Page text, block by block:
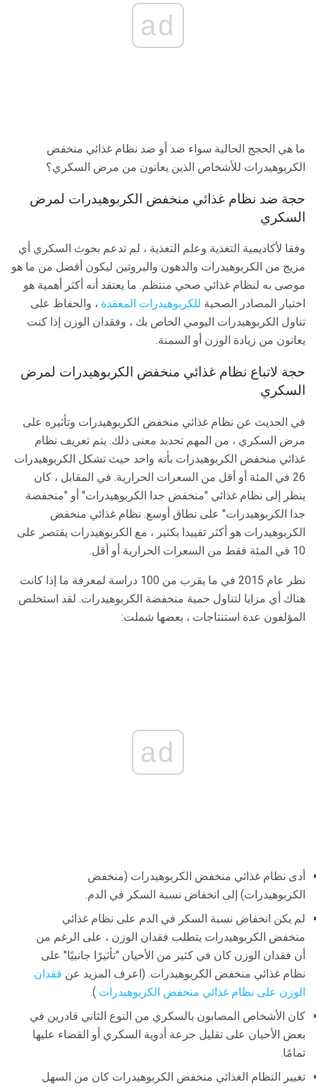
ad
ما هي الحجج الحالية سواء ضد أو ضد نظام غذائي منخفض
الكربوهيدرات للأشخاص الذين يعانون من مرض السكري؟
حجة ضد نظام غذائي منخفض الكربوهيدرات لمرض
السكري
وفقا لأكاديمية التغذية وعلم التغذية ، لم تدعم بحوث السكري أي
مزيج من الكربوهيدرات والدهون والبروتين ليكون أفضل من ما هو
موصى به لنظام غذائي صحي منتظم. ما يعتقد أنه أكثر أهمية هو
اختيار المصادر الصحية للكربوهيدرات المعقدة ، والحفاظ على
تناول الكربوهيدرات اليومي الخاص بك ، وفقدان الوزن إذا كنت
يعانون من زيادة الوزن أو السمنة.
حجة لاتباع نظام غذائي منخفض الكربوهيدرات لمرض
السكري
في الحديث عن نظام غذائي منخفض الكربوهيدرات وتأثيره على
مرض السكري ، من المهم تحديد معنى ذلك. يتم تعريف نظام
غذائي منخفض الكربوهيدرات بأنه واحد حيث تشكل الكربوهيدرات
26 في المئة أو أقل من السعرات الحرارية. في المقابل ، كان
ينظر إلى نظام غذائي "منخفض جدا الكربوهيدرات" أو "منخفضة
جدا الكربوهيدرات" على نطاق أوسع. نظام غذائي منخفض
الكربوهيدرات هو أكثر تقييدا ​​بكثير ، مع الكربوهيدرات يقتصر على
10 في المئة فقط من السعرات الحرارية أو أقل.
نظر عام 2015 في ما يقرب من 100 دراسة لمعرفة ما إذا كانت
هناك أي مزايا لتناول حمية منخفضة الكربوهيدرات. لقد استخلص
المؤلفون عدة استنتاجات ، بعضها شملت:
ad
أدى نظام غذائي منخفض الكربوهيدرات (منخفض
الكربوهيدرات) إلى انخفاض نسبة السكر في الدم.
لم يكن انخفاض نسبة السكر في الدم على نظام غذائي
منخفض الكربوهيدرات يتطلب فقدان الوزن ، على الرغم من
أن فقدان الوزن كان في كثير من الأحيان "تأثيرًا جانبيًا" على
نظام غذائي منخفض الكربوهيدرات. (اعرف المزيد عن فقدان
الوزن على نظام غذائي منخفض الكربوهيدرات ).
كان الأشخاص المصابون بالسكري من النوع الثاني قادرين في
بعض الأحيان على تقليل جرعة أدوية السكري أو القضاء عليها
تمامًا.
تغيير النظام الغذائي منخفض الكربوهيدرات كان من السهل